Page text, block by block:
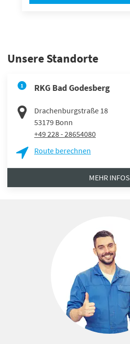
Unsere Standorte
1 RKG Bad Godesberg
Drachenburgstraße 18
53179 Bonn
+49 228 - 28654080
Route berechnen
MEHR INFOS